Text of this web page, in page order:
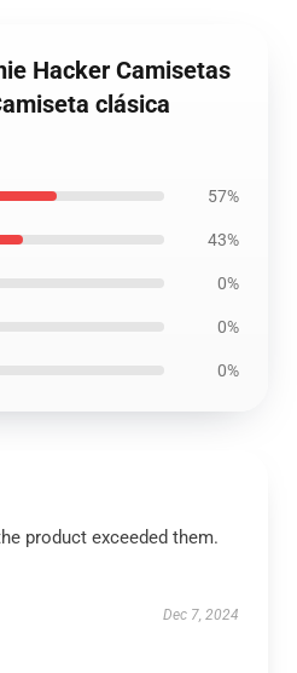
Hacker Camisetas
clásica
57%
43%
0%
0%
0%
product exceeded them.
Dec 7, 2024